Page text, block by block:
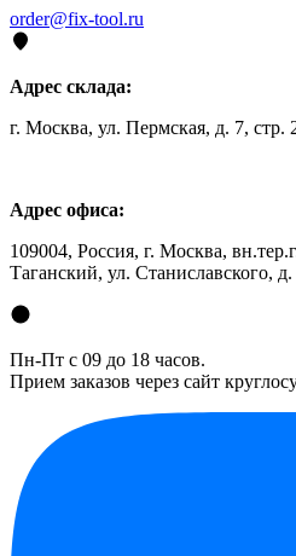
order@fix-tool.ru
Адрес склада:
г. Москва, ул. Пермская, д. 7, стр.
Адрес офиса:
109004, Россия, г. Москва,
Таганский, ул. Станиславского,
Пн-Пт с 09 до 18 часов.
Прием заказов через сайт